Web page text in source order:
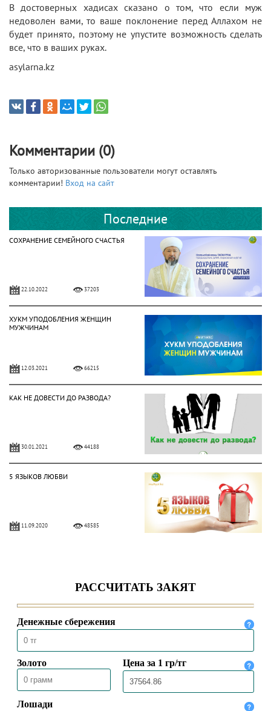
В достоверных хадисах сказано о том, что если муж
недоволен вами, то ваше поклонение перед Аллахом не
будет принято, поэтому не упустите возможность сделать
все, что в ваших руках.
asylarna.kz
Комментарии (0)
Только авторизованные пользователи могут оставлять
комментарии! Вход на сайт
Последние
СОХРАНЕНИЕ СЕМЕЙНОГО СЧАСТЬЯ
22.10.2022 37203
ХУКМ УПОДОБЛЕНИЯ ЖЕНЩИН
МУЖЧИНАМ
12.03.2021 66215
КАК НЕ ДОВЕСТИ ДО РАЗВОДА?
30.01.2021 44188
5 ЯЗЫКОВ ЛЮБВИ
11.09.2020 48585
09.04.2020 19708
Токал – это прихоть или
ответственность?
30.03.2020